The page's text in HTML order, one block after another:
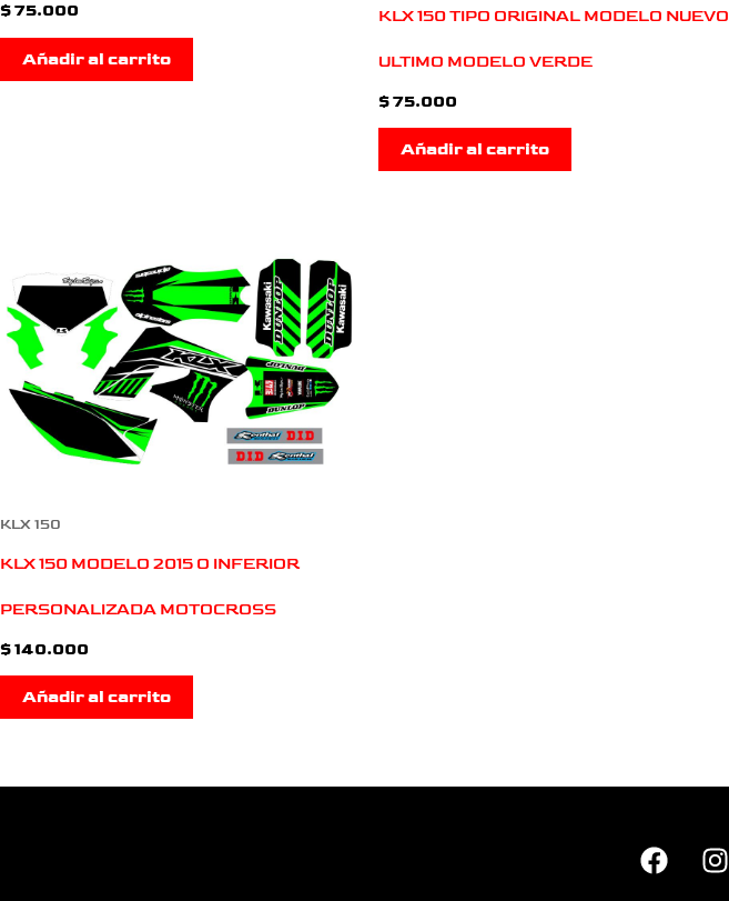
$75.000
Añadir al carrito
KLX 150 TIPO ORIGINAL MODELO NUEVO
ULTIMO MODELO VERDE
$75.000
Añadir al carrito
KLX 150
KLX 150 MODELO 2015 O INFERIOR
PERSONALIZADA MOTOCROSS
$140.000
Añadir al carrito